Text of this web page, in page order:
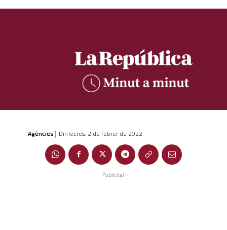
Agències | Dimecres, 2 de febrer de 2022
- Publicitat -